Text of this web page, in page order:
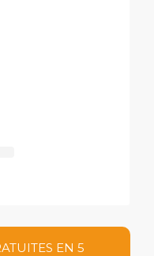
EN 5